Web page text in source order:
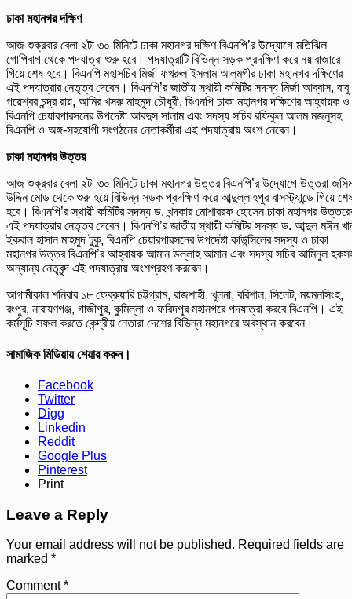
ঢাকা মহানগর দক্ষিণ
আজ শুক্রবার বেলা ২টা ৩০ মিনিটে ঢাকা মহানগর দক্ষিণ বিএনপি’র উদ্যোগে মতিঝিল
গোপিবাগ থেকে পদযাত্রা শুরু হবে। পদযাত্রাটি বিভিন্ন সড়ক প্রদক্ষিণ করে নয়াবাজারে
গিয়ে শেষ হবে। বিএনপি মহাসচিব মির্জা ফখরুল ইসলাম আলমগীর ঢাকা মহানগর দক্ষিণের
এই পদযাত্রার নেতৃত্ব দেবেন। বিএনপি’র জাতীয় স্থায়ী কমিটির সদস্য মির্জা আব্বাস, বাবু
গয়েশ্বর চন্দ্র রায়, আমির খসরু মাহমুদ চৌধুরী, বিএনপি ঢাকা মহানগর দক্ষিণের আহ্বায়ক ও
বিএনপি চেয়ারপারসনের উপদেষ্টা আবদুস সালাম এবং সদস্য সচিব রফিকুল আলম মজনুসহ
বিএনপি ও অঙ্গ-সহযোগী সংগঠনের নেতাকর্মীরা এই পদযাত্রায় অংশ নেবেন।
ঢাকা মহানগর উত্তর
আজ শুক্রবার বেলা ২টা ৩০ মিনিটে ঢাকা মহানগর উত্তর বিএনপি’র উদ্যোগে উত্তরা
উদ্দিন মোড় থেকে শুরু হয়ে বিভিন্ন সড়ক প্রদক্ষিণ করে আব্দুল্লাহপুর বাসস্ট্যান্ডে গিয়ে
হবে। বিএনপি’র স্থায়ী কমিটির সদস্য ড. খন্দকার মোশাররফ হোসেন ঢাকা মহানগর
এই পদযাত্রার নেতৃত্ব দেবেন। বিএনপি’র জাতীয় স্থায়ী কমিটির সদস্য ড. আব্দুল মঈন
ইকবাল হাসান মাহমুদ টুকু, বিএনপি চেয়ারপারসনের উপদেষ্টা কাউন্সিলের সদস্য ও ঢাকা
মহানগর উত্তর বিএনপি’র আহ্বায়ক আমান উল্লাহ আমান এবং সদস্য সচিব আমিনুল
অন্যান্য নেতৃবৃন্দ এই পদযাত্রায় অংশগ্রহণ করবেন।
আগামীকাল শনিবার ১৮ ফেব্রুয়ারি চট্টগ্রাম, রাজশাহী, খুলনা, বরিশাল, সিলেট, ময়মনসিংহ,
রংপুর, নারায়ণগঞ্জ, গাজীপুর, কুমিল্লা ও ফরিদপুর মহানগরে পদযাত্রা করবে বিএনপি। এই
কর্মসূচি সফল করতে কেন্দ্রীয় নেতারা দেশের বিভিন্ন মহানগরে অবস্থান করবেন।
সামাজিক মিডিয়ায় শেয়ার করুন।
Facebook
Twitter
Digg
Linkedin
Reddit
Google Plus
Pinterest
Print
Leave a Reply
Your email address will not be published. Required fields are
marked *
Comment*